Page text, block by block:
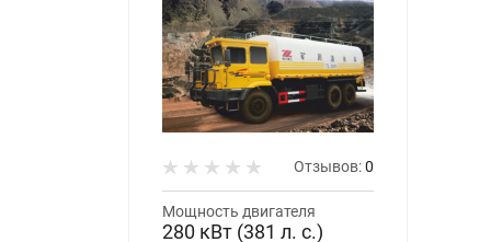
Отзывов:0
Мощность двигателя
280 кВт (381 л. с.)